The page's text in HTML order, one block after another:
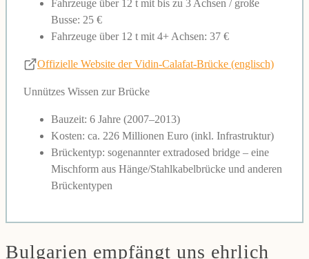
Fahrzeuge über 12 t mit bis zu 3 Achsen / große
Busse: 25 €
Fahrzeuge über 12 t mit 4+ Achsen: 37 €
Offizielle Website der Vidin-Calafat-Brücke (englisch)
Unnützes Wissen zur Brücke
Bauzeit: 6 Jahre (2007–2013)
Kosten: ca. 226 Millionen Euro (inkl. Infrastruktur)
Brückentyp: sogenannter extradosed bridge – eine
Mischform aus Hänge/Stahlkabelbrücke und anderen
Brückentypen
Bulgarien empfängt uns ehrlich